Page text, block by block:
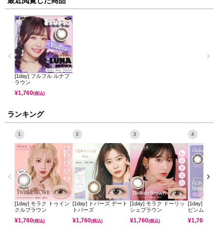
[1day] フルフル ルナブ
ラウン
¥1,760(税込)
ランキング
1
[1day] モラク トゥイン
クルブラウン
¥1,760(税込)
2
[1day] トパーズ デート
トパーズ
¥1,760(税込)
3
[1day] モラク ドーリッ
シュブラウン
¥1,760(税込)
4
[1day] ミレ
ピンムーン
¥1,760